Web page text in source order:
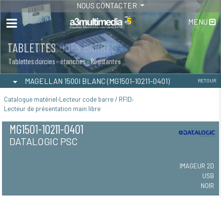
NOUS CONTACTER
MENU
TABLETTES
Tablettes durcies - étanches - Résistantes
MAGELLAN 1500I BLANC (MG1501-10211-0401) RETOUR
Catalogue matériel Lecteur code barre / RFID
Lecteur de présentation main libre
MG1501-10211-0401
DATALOGIC PSC
IMAGEUR 2D
USB
NOIR